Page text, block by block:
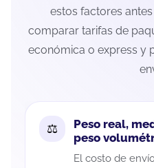
estos factores
comparar tarifas de
económica o express y
Peso real,
peso
El costo de